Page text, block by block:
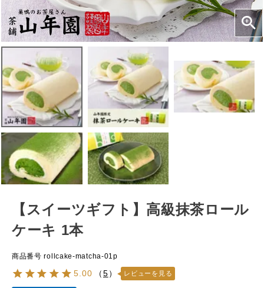
【スイーツギフト】高級抹茶ロール
ケーキ 1本
商品番号 rollcake-matcha-01p
5.00 （5） レビューを見る